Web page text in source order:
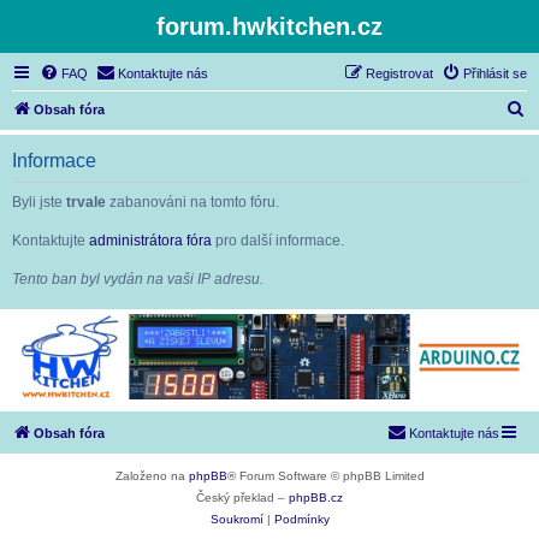
forum.hwkitchen.cz
FAQ Kontaktujte nás Přihlásit se
Registrovat
Obsah fóra
l
Informace
Byli jste trvale zabanováni na tomto fóru.
Kontaktujte administrátora fóra pro další informace.
Tento ban byl vydán na vaši IP adresu.
Obsah fóra Kontaktujte nás
Založeno na phpBB® Forum Software © phpBB Limited
Český překlad – phpBB.cz
Soukromí
Podmínky